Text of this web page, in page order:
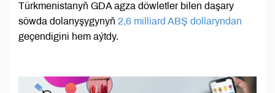
Türkmenistanyň GDA agza döwletler bilen daşary
söwda dolanyşygynyň 2,6 milliard ABŞ dollaryndan
geçendigini hem aýtdy.